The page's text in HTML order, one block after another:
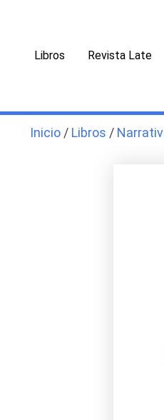
contenido
Libros Revista Late
Inicio / Libros /